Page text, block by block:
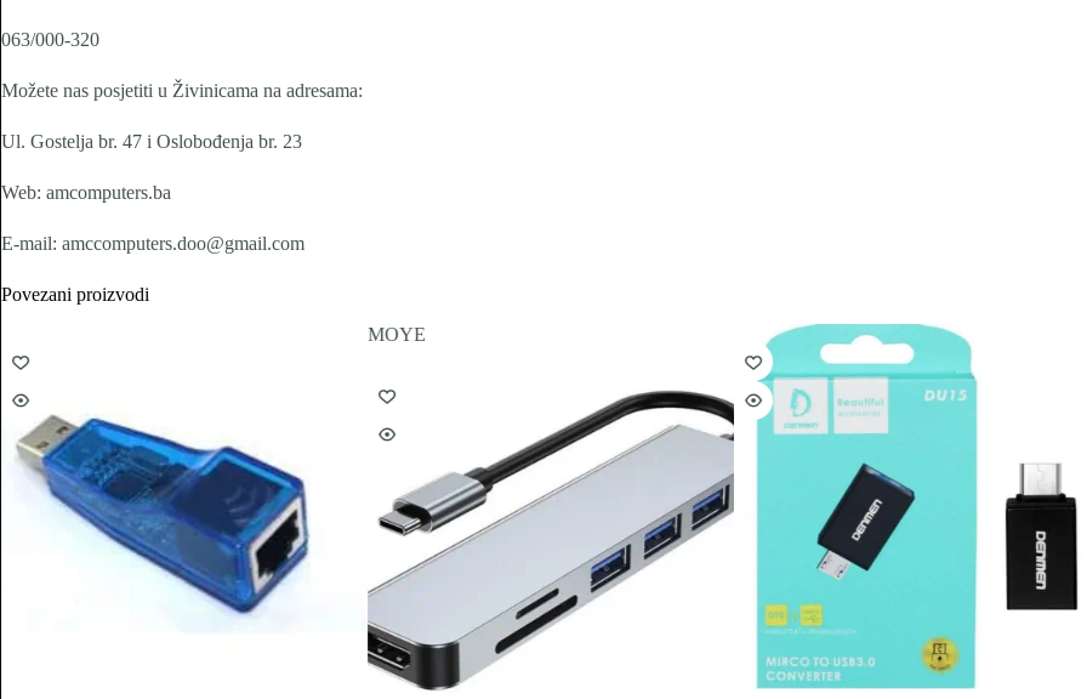
063/000-320
Možete nas posjetiti u Živinicama na adresama:
Ul. Gostelja br. 47 i Oslobođenja br. 23
Web: amcomputers.ba
E-mail: amccomputers.doo@gmail.com
Povezani proizvodi
MOYE